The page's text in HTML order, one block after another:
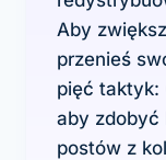
Aby
przenieś
pięć taktyk:
aby zdobyć
postów z